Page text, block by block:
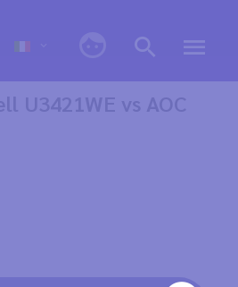
U3421WE vs AOC